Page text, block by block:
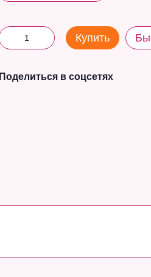
Купить
Поделиться в соцсетях